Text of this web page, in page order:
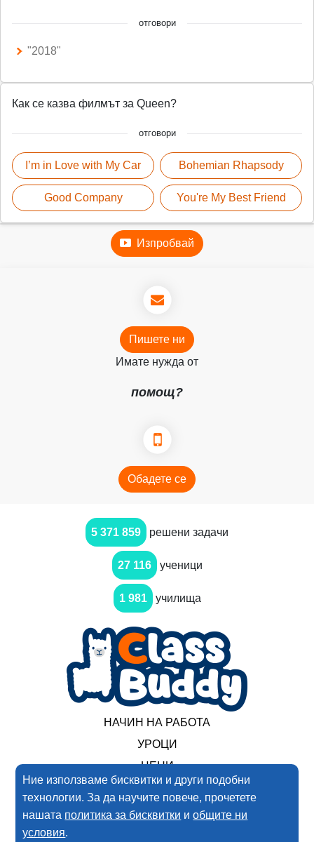
Ние използваме бисквитки и други подобни
технологии. За да научите повече, прочетете
нашата политика за бисквитки иобщите ни
условия.
отговори
"2018"
Как се казва филмът за Queen?
отговори
I’m in Love with My Car
Good Company
Bohemian Rhapsody
You're My Best Friend
Изпробвай
Пишете ни
Имате нужда от
помощ?
Обадете се
5 371 859 решени задачи
27 116 ученици
1 981 училища
НАЧИН НА РАБОТА
УРОЦИ
ЦЕНИ
2017-2025 Нимеро ООД. Всички права запазени